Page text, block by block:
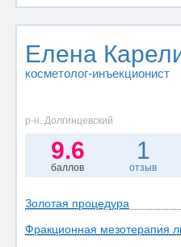
Елена
косметолог-инъекционист
р-н. Долгинцевский
9.6
баллов
1
отзыв
Золотая процедура
Фракционная мезотерапия